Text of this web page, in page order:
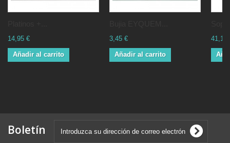
14,95 €
Añadir al carrito
3,45 €
Añadir al carrito
41,14
Boletín